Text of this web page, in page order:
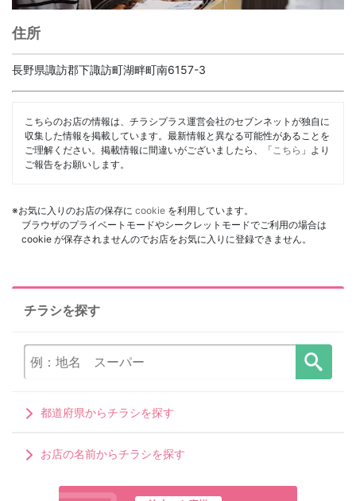
住所
長野県諏訪郡下諏訪町湖畔町南6157-3
こちらのお店の情報は、チラシプラス運営会社のセブンネットが独自に
収集した情報を掲載しています。最新情報と異なる可能性があることを
ご理解ください。掲載情報に間違いがございましたら、「 こちら 」より
ご報告をお願いします。
※お気に入りのお店の保存に cookie を利用しています。
ブラウザのプライベートモードやシークレットモードでご利用の場合は
cookie が保存されませんのでお店をお気に入りに登録できません。
チラシを探す
都道府県からチラシを探す
お店の名前からチラシを探す